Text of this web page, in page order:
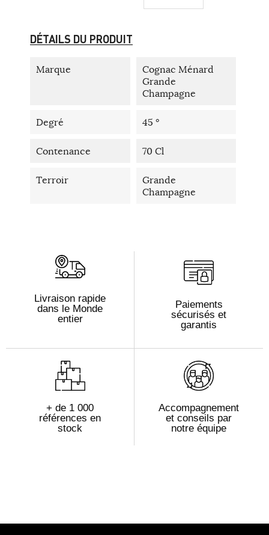
DÉTAILS DU PRODUIT
Marque
Cognac Ménard
Grande
Champagne
Degré 45 °
Contenance 70 Cl
Terroir
Grande
Champagne
Livraison rapide
dans le Monde
entier
Paiements
sécurisés et
garantis
+ de 1 000
références en
stock
Accompagnement
et conseils par
notre équipe